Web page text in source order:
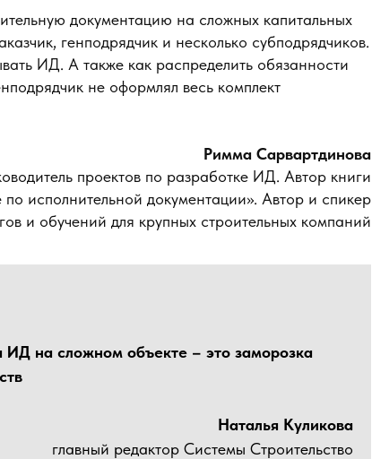
документацию на сложных капитальных
генподрядчик и несколько субподрядчиков.
ИД. А также как распределить обязанности
не оформлял весь комплект
Римма Сарвартдинова
проектов по разработке ИД. Автор книги
исполнительной документации». Автор и спикер
и обучений для крупных строительных компаний
ИД на сложном объекте – это заморозка
Наталья Куликова
главный редактор Системы Строительство